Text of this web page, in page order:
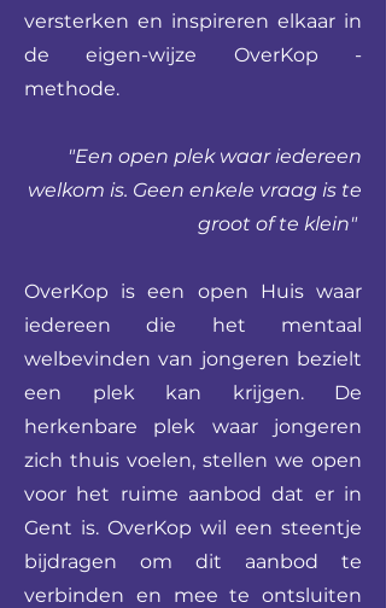
versterken en inspireren elkaar in
de eigen-wijze OverKop -
methode.
"Een open plek waar iedereen
welkom is. Geen enkele vraag is te
groot of te klein"
OverKop is een open Huis waar
iedereen die het mentaal
welbevinden van jongeren bezielt
een plek kan krijgen. De
herkenbare plek waar jongeren
zich thuis voelen, stellen we open
voor het ruime aanbod dat er in
Gent is. OverKop wil een steentje
bijdragen om dit aanbod te
verbinden en mee te ontsluiten